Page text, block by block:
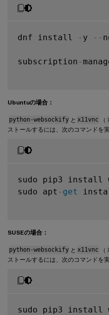
dnf install - y --
subscription -
Ubuntuの場合：
python-websockify と x11vnc （
ストールするには、次のコマンドを
sudo pip3 install
sudo apt - get
SUSEの場合：
python-websockify と x11vnc （
ストールするには、次のコマンドを
sudo pip3 install